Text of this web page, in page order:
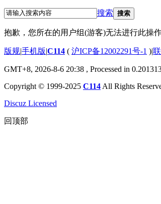
搜索 搜索
抱歉，您所在的用户组(游客)无法进行此操
版规|手机版|C114 ( 沪ICP备12002291号-1 )|
GMT+8, 2026-8-6 20:38 , Processed in
Copyright © 1999-2025 C114 All Rights
Discuz Licensed
回顶部